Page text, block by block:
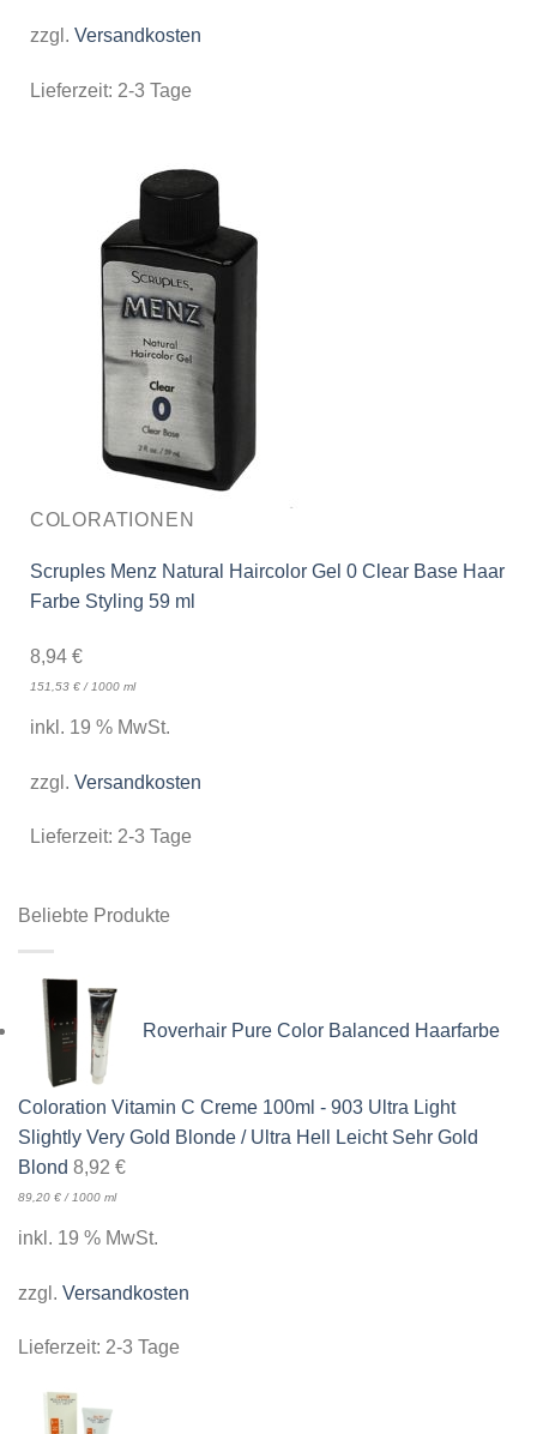
zzgl. Versandkosten
Lieferzeit: 2-3 Tage
COLORATIONEN
Scruples Menz Natural Haircolor Gel 0 Clear Base Haar
Farbe Styling 59 ml
8,94 €
151,53 €/ 1000 ml
inkl. 19 % MwSt.
zzgl. Versandkosten
Lieferzeit: 2-3 Tage
Beliebte Produkte
Roverhair Pure Color Balanced Haarfarbe
Coloration Vitamin C Creme 100ml - 903 Ultra Light
Slightly Very Gold Blonde / Ultra Hell Leicht Sehr Gold
Blond 8,92 €
89,20 € / 1000 ml
inkl. 19 % MwSt.
zzgl. Versandkosten
Lieferzeit: 2-3 Tage